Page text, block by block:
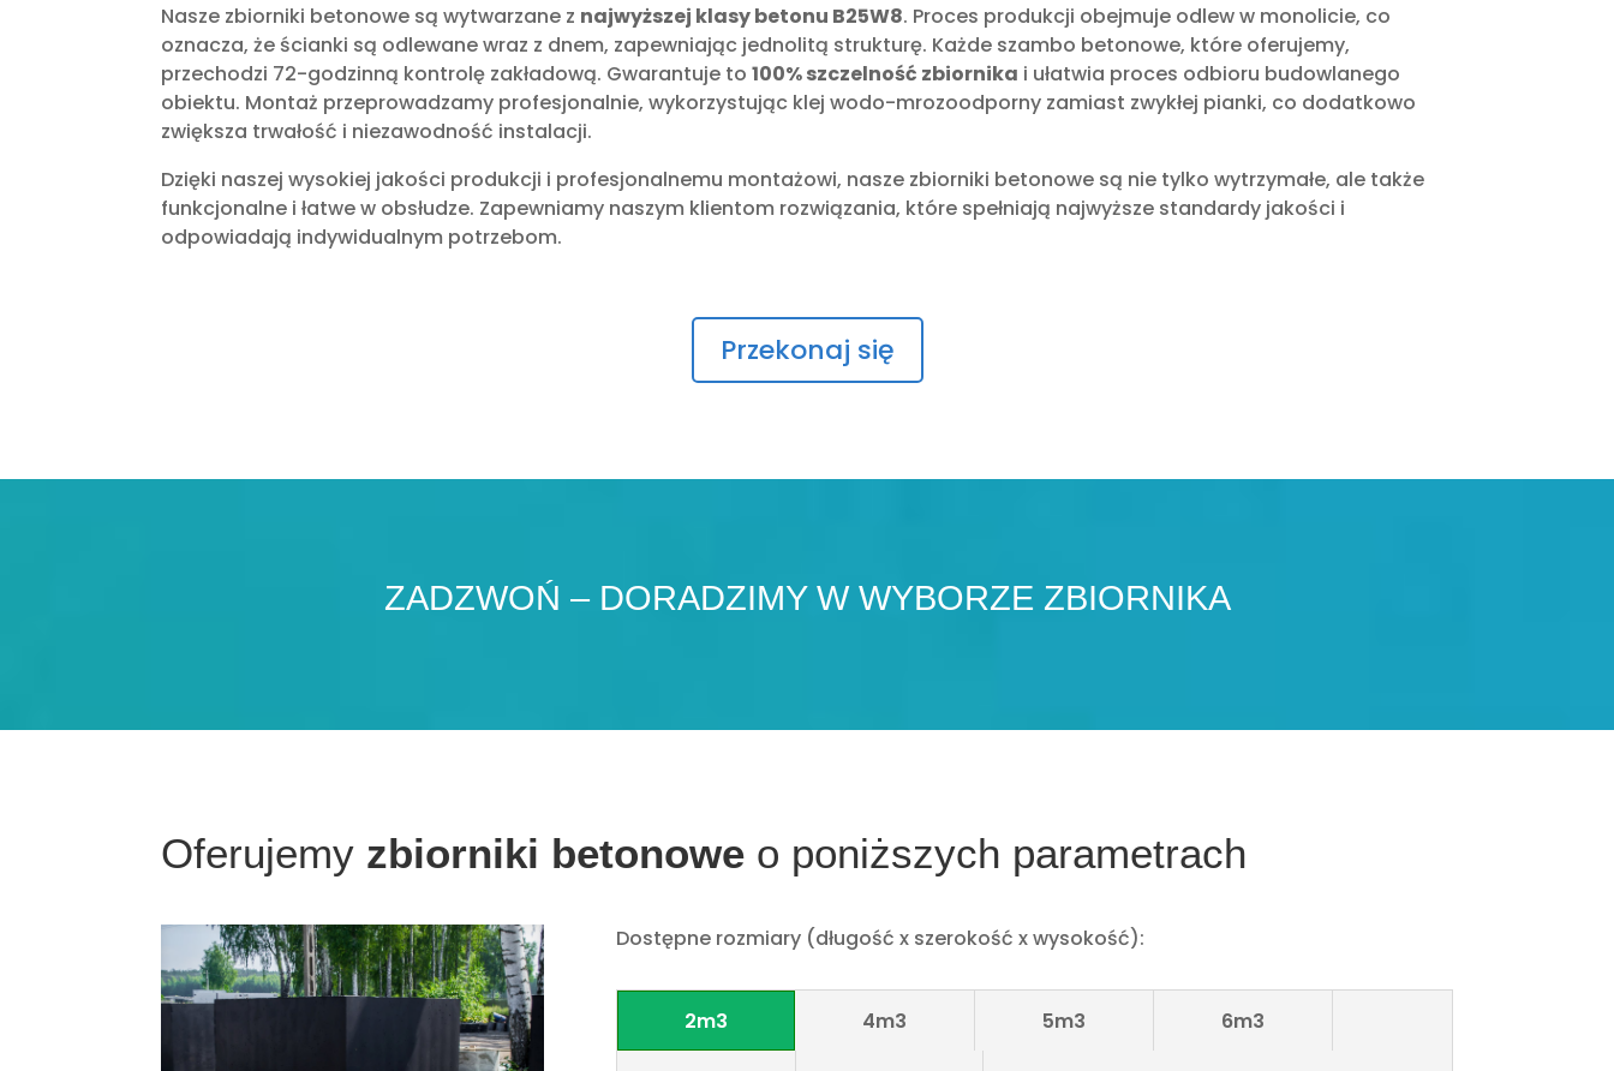
Nasze zbiorniki betonowe są wytwarzane z najwyższej klasy betonu B25W8. Proces produkcji obejmuje odlew w monolicie, co
oznacza, że ścianki są odlewane wraz z dnem, zapewniając jednolitą strukturę. Każde szambo betonowe, które oferujemy,
przechodzi 72-godzinną kontrolę zakładową. Gwarantuje to100% szczelność zbiornika i ułatwia proces odbioru budowlanego
obiektu. Montaż przeprowadzamy profesjonalnie, wykorzystując klej wodo-mrozoodporny zamiast zwykłej pianki, co dodatkowo
zwiększa trwałość i niezawodność instalacji.
Dzięki naszej wysokiej jakości produkcji i profesjonalnemu montażowi, nasze zbiorniki betonowe są nie tylko wytrzymałe, ale także
funkcjonalne i łatwe w obsłudze. Zapewniamy naszym klientom rozwiązania, które spełniają najwyższe standardy jakości i
odpowiadają indywidualnym potrzebom.
Przekonaj się
ZADZWOŃ – DORADZIMY W WYBORZE ZBIORNIKA
Oferujemy zbiorniki betonowe o poniższych parametrach
Dostępne rozmiary (długość x szerokość x wysokość):
2m3 4m3 5m3 6m3